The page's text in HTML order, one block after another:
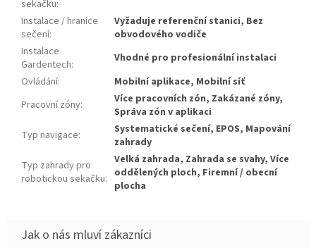
sekačku:
Instalace / hranice
sečení:
Vyžaduje referenční stanici, Bez
obvodového vodiče
Instalace
Gardentech:
Vhodné pro profesionální instalaci
Ovládání:
Mobilní aplikace, Mobilní síť
Pracovní zóny:
Více pracovních zón, Zakázané zóny,
Správa zón v aplikaci
Typ navigace:
Systematické sečení, EPOS, Mapování
zahrady
Typ zahrady pro
robotickou sekačku:
Velká zahrada, Zahrada se svahy, Více
oddělených ploch, Firemní / obecní
plocha